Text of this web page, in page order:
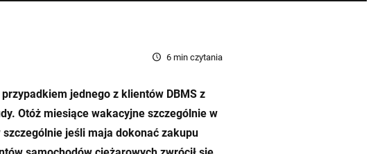
6 min czytania
jednego z klientów DBMS z
Otóż miesiące wakacyjne szczególnie w
jeśli maja dokonać zakupu